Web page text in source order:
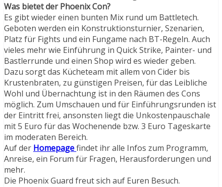
Was bietet der Phoenix Con?
Es gibt wieder einen bunten Mix rund um Battletech.
Geboten werden ein Konstruktionsturnier, Szenarien,
Platz für Fights und ein Fungame nach BT-Regeln. Auch
vieles mehr wie Einführung in Quick Strike, Painter- und
Bastlerrunde und einen Shop wird es wieder geben.
Dazu sorgt das Kücheteam mit allem von Cider bis
Krustenbraten, zu günstigen Preisen, für das Leibliche
Wohl und Übernachtung ist in den Räumen des Cons
möglich. Zum Umschauen und für Einführungsrunden ist
der Eintritt frei, ansonsten liegt die Unkostenpauschale
mit 5 Euro für das Wochenende bzw. 3 Euro Tageskarte
im moderaten Bereich.
Auf der Homepagefindet ihr alle Infos zum Programm,
Anreise, ein Forum für Fragen, Herausforderungen und
mehr.
Die Phoenix Guard freut sich auf Euren Besuch.